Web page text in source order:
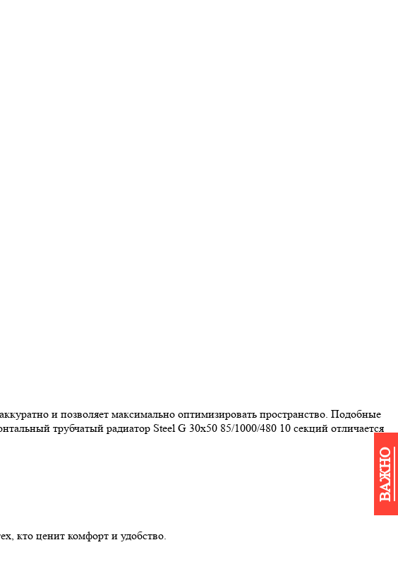
ВАЖНО
и позволяет максимально оптимизировать пространство. Подобные
трубчатый радиатор Steel G 30х50 85/1000/480 10 секций отличается
кто ценит комфорт и удобство.